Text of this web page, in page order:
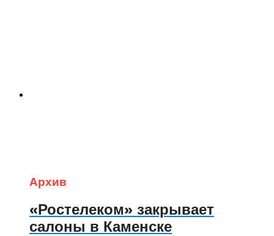
Архив
«Ростелеком» закрывает
салоны в Каменске